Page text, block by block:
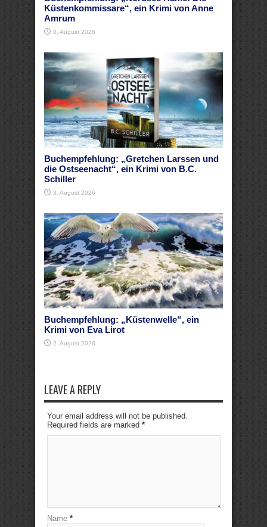
Küstenkommissare“, ein Krimi von Anne
Amrum
8. August 2026
Buchempfehlung: „Gretchen Larssen und
die Ostseenacht“, ein Krimi von B.C.
Schiller
3. August 2026
Buchempfehlung: „Küstenwelle“, ein
Krimi von Eva Lirot
2. August 2026
LEAVE A REPLY
Your email address will not be published.
Required fields are marked *
Name *